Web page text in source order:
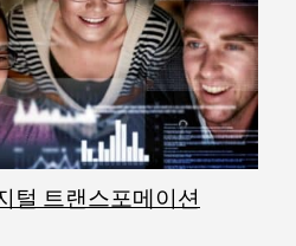
털 트랜스포메이션